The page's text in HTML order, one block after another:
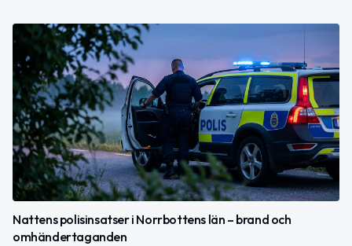
Nattens polisinsatser i Norrbottens län – brand och
omhändertaganden